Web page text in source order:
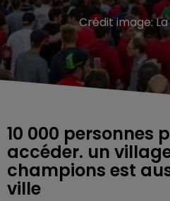
Crédit image:
10 000 personnes
accéder. un
champions est
ville